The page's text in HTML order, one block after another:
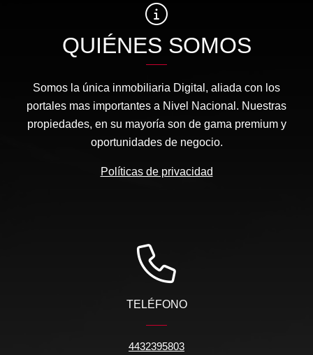
QUIÉNES SOMOS
Somos la única inmobiliaria Digital, aliada con los
portales mas importantes a Nivel Nacional. Nuestras
propiedades, en su mayoría son de gama premium y
oportunidades de negocio.
Políticas de privacidad
TELÉFONO
4432395803